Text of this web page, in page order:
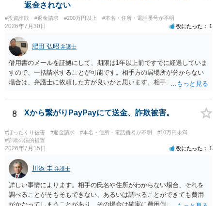
返金されない
#投資詐欺 #返金請求 #200万円以上 #本名・住所・電話番号が不明
2026年7月30日 役にたった 1
肥田 弘昭 弁護士
借用書のメールを証拠にして、期限は1年以上前ですでに経過していま
すので、一括請求することが可能です。相手方の居場所が分からない
場合は、弁護士に依頼した方が良いかと思います。相手方の居場所が
さい。
8 Xから繋がりPayPayにて送金、詐欺被害。
#ぼったくり被害 #返金請求 #本名・住所・電話番号が不明
#10万円未満
#詐欺の法的措置
2026年7月15日 役にたった 1
川添 圭 弁護士
詳しい事情によります。相手の氏名や住所がわからない場合、それを
調べることがそもそもできない、あるいは調べることができても費用
がかかってしまうことがあり、その場合は確実に費用倒れになりそう